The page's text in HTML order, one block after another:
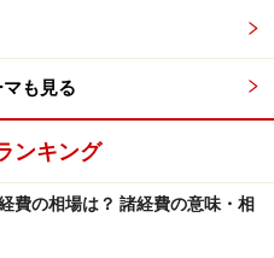
計画の自由度は高くなり、
アップ（断熱材の充填）な
、そして確実な工事が伴っ
ので、確認申請手続きが不
にしっかりと設計しても
も見る
ンキング
費の相場は？ 諸経費の意味・相